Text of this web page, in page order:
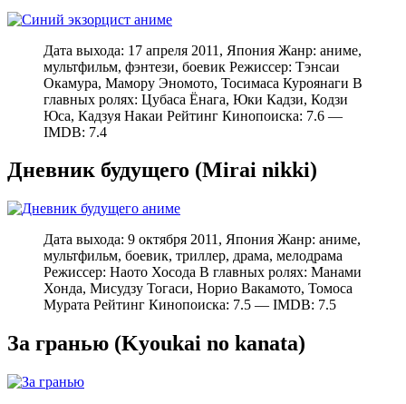
Дата выхода: 17 апреля 2011, Япония Жанр: аниме,
мультфильм, фэнтези, боевик Режиссер: Тэнсаи
Окамура, Мамору Эномото, Тосимаса Куроянаги В
главных ролях: Цубаса Ёнага, Юки Кадзи, Кодзи
Юса, Кадзуя Накаи Рейтинг Кинопоиска: 7.6 —
IMDB: 7.4
Дневник будущего (Mirai nikki)
Дата выхода: 9 октября 2011, Япония Жанр: аниме,
мультфильм, боевик, триллер, драма, мелодрама
Режиссер: Наото Хосода В главных ролях: Манами
Хонда, Мисудзу Тогаси, Норио Вакамото, Томоса
Мурата Рейтинг Кинопоиска: 7.5 — IMDB: 7.5
За гранью (Kyoukai no kanata)